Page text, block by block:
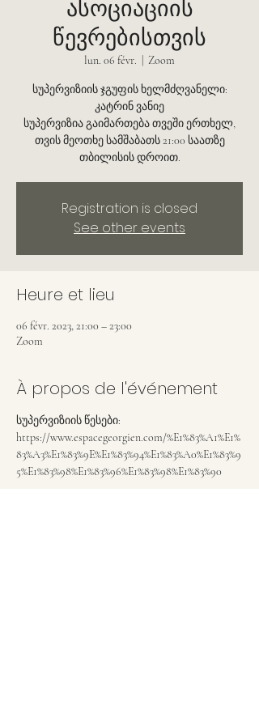
ასოციაციის
წევრებისთვის
lun. 06 févr. Zoom
სუპერვიზიის ჯგუფის ხელმძღვანელი:
კატრინ ვანიე
სუპერვიზია გაიმართება თვეში ერთხელ,
თვის მეოთხე სამშაბათს 21:00 საათზე
თბილისის დროით.
Registration is closed
See other events
Heure et lieu
06 févr. 2023, 21:00 – 23:00
Zoom
À propos de l'événement
სუპერვიზიის წესები:
https://www.espacegeorgien.com/%E1%83%A1%E1%
83%A3%E1%83%9E%E1%83%94%E1%83%A0%E1%83%9
5%E1%83%98%E1%83%96%E1%83%98%E1%83%90